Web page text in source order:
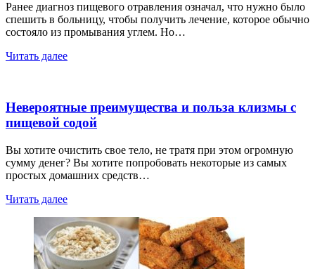
Ранее диагноз пищевого отравления означал, что нужно было
спешить в больницу, чтобы получить лечение, которое обычно
состояло из промывания углем. Но…
Читать далее
Невероятные преимущества и польза клизмы с
пищевой содой
Вы хотите очистить свое тело, не тратя при этом огромную
сумму денег? Вы хотите попробовать некоторые из самых
простых домашних средств…
Читать далее